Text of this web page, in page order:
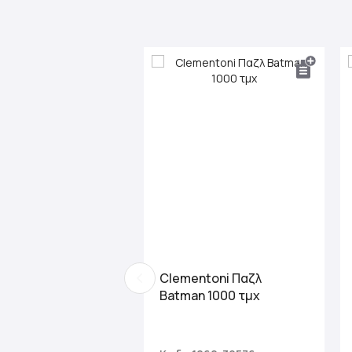
Clementoni Παζλ
Batman 1000 τμχ